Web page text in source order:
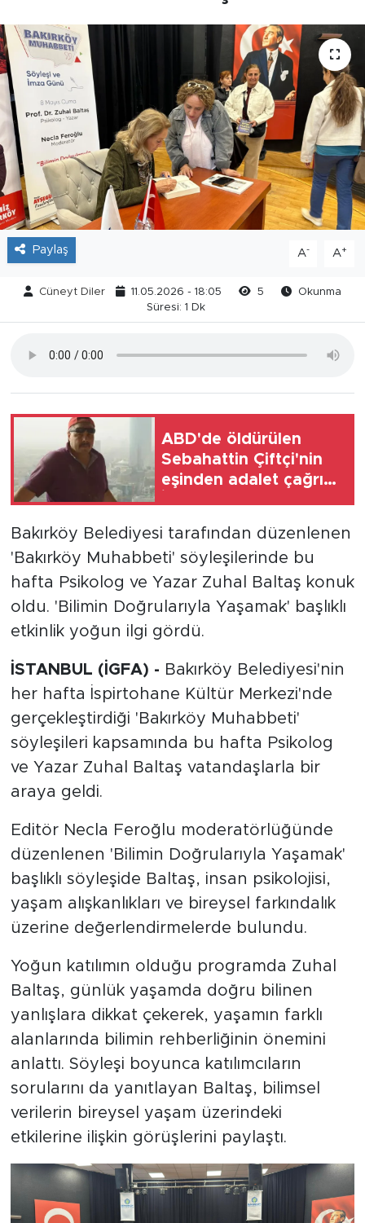
Paylaş A- A+
Cüneyt Diler 11.05.2026 - 18:05 5
Okunma
Süresi: 1 Dk
ABD'de öldürülen
Sebahattin Çiftçi'nin
eşinden adalet çağrısı:
Bakırköy Belediyesi tarafından düzenlenen
'Bakırköy Muhabbeti' söyleşilerinde bu
hafta Psikolog ve Yazar Zuhal Baltaş konuk
oldu. 'Bilimin Doğrularıyla Yaşamak' başlıklı
etkinlik yoğun ilgi gördü.
İSTANBUL (İGFA) - Bakırköy Belediyesi'nin
her hafta İspirtohane Kültür Merkezi'nde
gerçekleştirdiği 'Bakırköy Muhabbeti'
söyleşileri kapsamında bu hafta Psikolog
ve Yazar Zuhal Baltaş vatandaşlarla bir
araya geldi.
Editör Necla Feroğlu moderatörlüğünde
düzenlenen 'Bilimin Doğrularıyla Yaşamak'
başlıklı söyleşide Baltaş, insan psikolojisi,
yaşam alışkanlıkları ve bireysel farkındalık
üzerine değerlendirmelerde bulundu.
Yoğun katılımın olduğu programda Zuhal
Baltaş, günlük yaşamda doğru bilinen
yanlışlara dikkat çekerek, yaşamın farklı
alanlarında bilimin rehberliğinin önemini
anlattı. Söyleşi boyunca katılımcıların
sorularını da yanıtlayan Baltaş, bilimsel
verilerin bireysel yaşam üzerindeki
etkilerine ilişkin görüşlerini paylaştı.